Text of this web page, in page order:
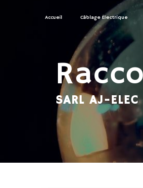
Accueil Câblage Électrique
SARL AJ-ELEC
Panneau de gestion des cookies